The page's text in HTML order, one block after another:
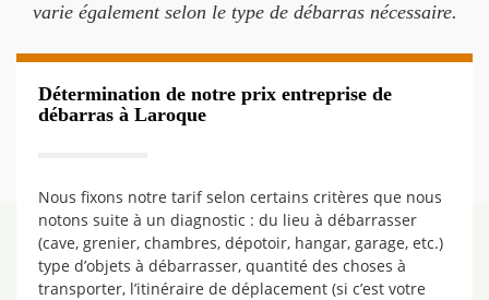
varie également selon le type de débarras nécessaire.
Détermination de notre prix entreprise de
débarras à Laroque
Nous fixons notre tarif selon certains critères que nous
notons suite à un diagnostic : du lieu à débarrasser
(cave, grenier, chambres, dépotoir, hangar, garage, etc.)
type d’objets à débarrasser, quantité des choses à
transporter, l’itinéraire de déplacement (si c’est votre